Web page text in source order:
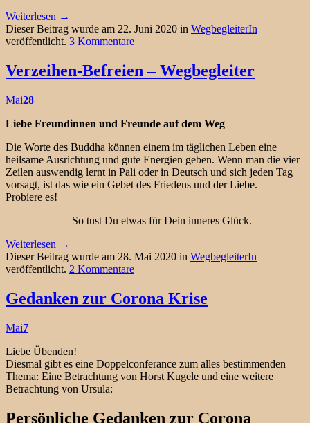
Weiterlesen →
Dieser Beitrag wurde am 22. Juni 2020 in WegbegleiterIn
veröffentlicht. 3 Kommentare
Verzeihen-Befreien – Wegbegleiter
Mai28
Liebe Freundinnen und Freunde auf dem Weg
Die Worte des Buddha können einem im täglichen Leben eine
heilsame Ausrichtung und gute Energien geben. Wenn man die vier
Zeilen auswendig lernt in Pali oder in Deutsch und sich jeden Tag
vorsagt, ist das wie ein Gebet des Friedens und der Liebe. –
Probiere es!
So tust Du etwas für Dein inneres Glück.
Weiterlesen →
Dieser Beitrag wurde am 28. Mai 2020 in WegbegleiterIn
veröffentlicht. 2 Kommentare
Gedanken zur Corona Krise
Mai7
Liebe Übenden!
Diesmal gibt es eine Doppelconferance zum alles bestimmenden
Thema: Eine Betrachtung von Horst Kugele und eine weitere
Betrachtung von Ursula:
Persönliche Gedanken zur Corona